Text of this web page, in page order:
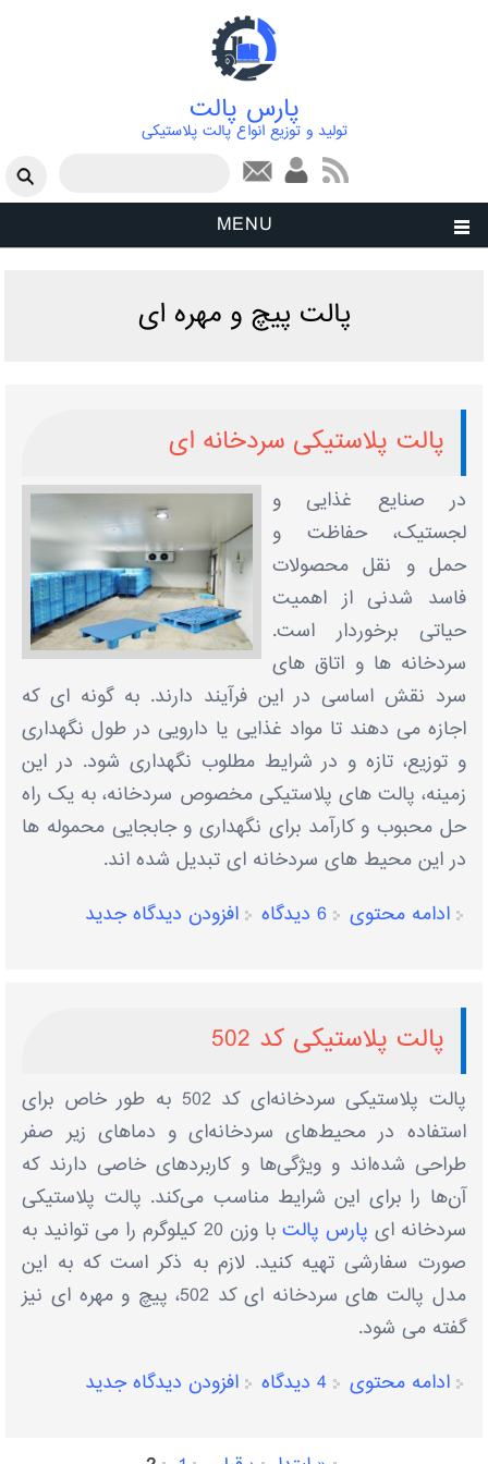
پارس پالت
تولید و توزیع انواع پالت پلاستیکی
فرم جستجو
MENU
پالت پیچ و مهره ای
پالت پلاستیکی سردخانه ای
در صنایع غذایی و
لجستیک، حفاظت و
حمل و نقل محصولات
فاسد شدنی از اهمیت
حیاتی برخوردار است.
سردخانه ها و اتاق های
سرد نقش اساسی در این فرآیند دارند. به گونه ای که
اجازه می دهند تا مواد غذایی یا دارویی در طول نگهداری
و توزیع، تازه و در شرایط مطلوب نگهداری شود. در این
زمینه، پالت های پلاستیکی مخصوص سردخانه، به یک راه
حل محبوب و کارآمد برای نگهداری و جابجایی محموله ها
در این محیط های سردخانه ای تبدیل شده اند.
ادامه محتوی
6 دیدگاه افزودن دیدگاه جدید
پالت پلاستیکی کد 502
پالت‌ پلاستیکی سردخانه‌ای کد 502 به طور خاص برای
استفاده در محیط‌های سردخانه‌ای و دماهای زیر صفر
طراحی شده‌اند و ویژگی‌ها و کاربردهای خاصی دارند که
آن‌ها را برای این شرایط مناسب می‌کند. پالت پلاستیکی
سردخانه ای پارس پالت
با وزن 20 کیلوگرم را می توانید به
صورت سفارشی تهیه کنید. لازم به ذکر است که به این
مدل پالت های سردخانه ای کد 502، پیچ و مهره ای نیز
گفته می شود.
ادامه محتوی
4 دیدگاه افزودن دیدگاه جدید